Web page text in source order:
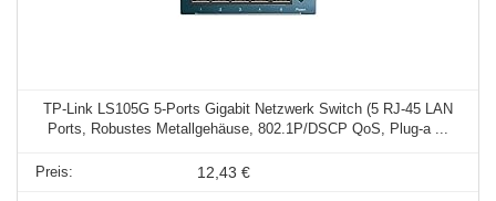
TP-Link LS105G 5-Ports Gigabit Netzwerk Switch (5 RJ-45 LAN
Ports, Robustes Metallgehäuse, 802.1P/DSCP QoS, Plug-a ...
12,43 €